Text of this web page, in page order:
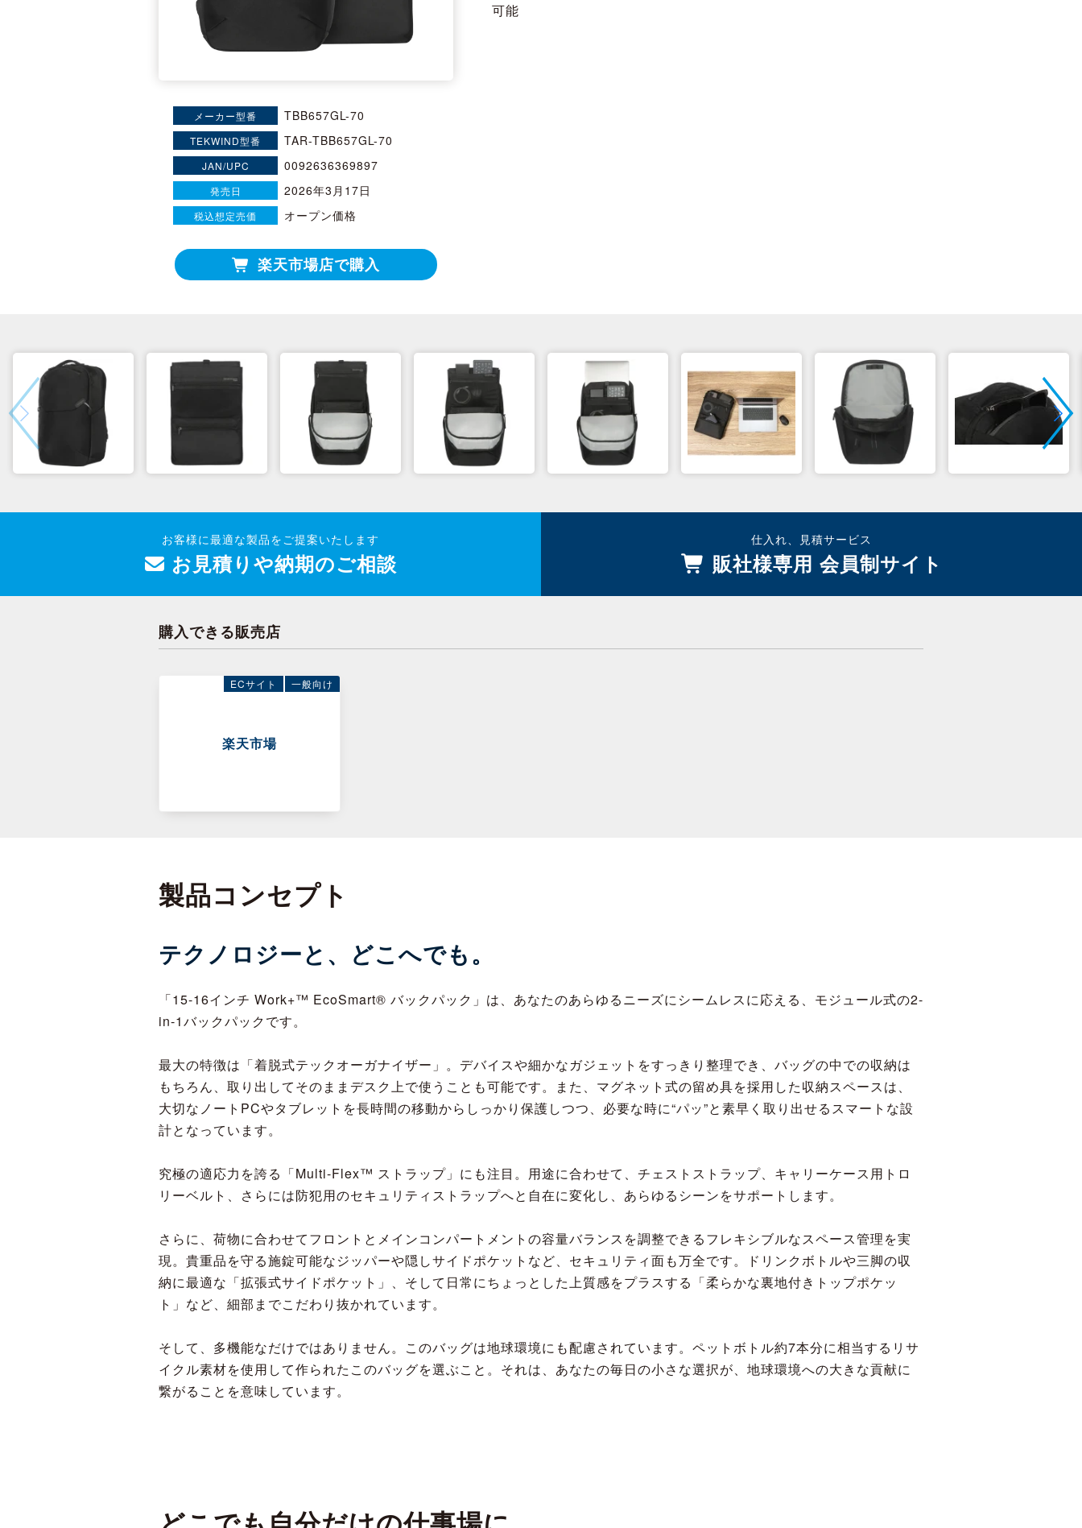
メーカー型番 TBB657GL-70
TEKWIND型番 TAR-TBB657GL-70
JAN/UPC 0092636369897
発売日 2026年3月17日
税込想定売価 オープン価格
楽天市場店で購入
可能
お客様に最適な製品をご提案いたします
お見積りや納期のご相談
仕入れ、見積サービス
販社様専用 会員制サイト
購入できる販売店
ECサイト 一般向け
楽天市場
製品コンセプト
テクノロジーと、どこへでも。
「15-16インチ Work+™ EcoSmart® バックパック」は、あなたのあらゆるニーズにシームレスに応える、モジュール式の2-
in-1バックパックです。
最大の特徴は「着脱式テックオーガナイザー」。デバイスや細かなガジェットをすっきり整理でき、バッグの中での収納は
もちろん、取り出してそのままデスク上で使うことも可能です。また、マグネット式の留め具を採用した収納スペースは、
大切なノートPCやタブレットを長時間の移動からしっかり保護しつつ、必要な時に“パッ”と素早く取り出せるスマートな設
計となっています。
究極の適応力を誇る「Multi-Flex™ ストラップ」にも注目。用途に合わせて、チェストストラップ、キャリーケース用トロ
リーベルト、さらには防犯用のセキュリティストラップへと自在に変化し、あらゆるシーンをサポートします。
さらに、荷物に合わせてフロントとメインコンパートメントの容量バランスを調整できるフレキシブルなスペース管理を実
現。貴重品を守る施錠可能なジッパーや隠しサイドポケットなど、セキュリティ面も万全です。ドリンクボトルや三脚の収
納に最適な「拡張式サイドポケット」、そして日常にちょっとした上質感をプラスする「柔らかな裏地付きトップポケッ
ト」など、細部までこだわり抜かれています。
そして、多機能なだけではありません。このバッグは地球環境にも配慮されています。ペットボトル約7本分に相当するリサ
イクル素材を使用して作られたこのバッグを選ぶこと。それは、あなたの毎日の小さな選択が、地球環境への大きな貢献に
繋がることを意味しています。